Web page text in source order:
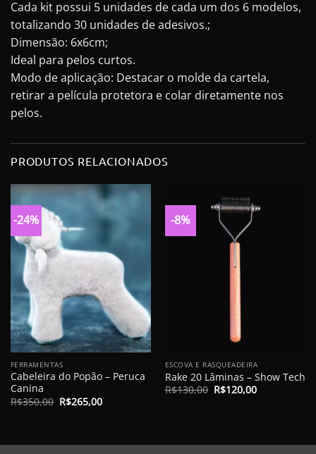
Cada kit possui 5 unidades de cada um dos 6 modelos,
totalizando 30 unidades de adesivos.;
Dimensão: 6x6cm;
Ideal para pelos curtos.
Modo de aplicação: Destacar o molde da cartela,
retirar a película protetora e colar diretamente nos
pelos.
PRODUTOS RELACIONADOS
-24%
FERRAMENTAS
Cabeleira do Popão – Peruca
Canina
R$350,00 O
preço
R$265,00O
preço
-8%
ESCOVA E RASQUEADEIRA
Rake 20 Lâminas – Show Tech
R$130,00 O
R$120,00O